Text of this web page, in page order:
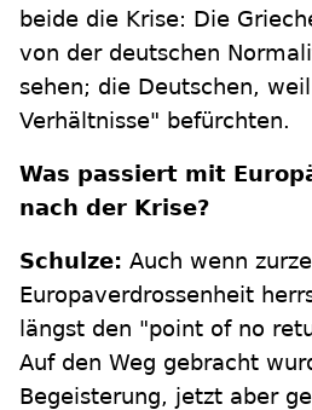
beide die Krise: Die
von der deutschen
sehen; die Deutschen,
Verhältnisse" befürchten.
Was passiert mit
nach der Krise?
Schulze: Auch wenn
Europaverdrossenheit
längst den "point of no
Auf den Weg gebracht
Begeisterung, jetzt aber